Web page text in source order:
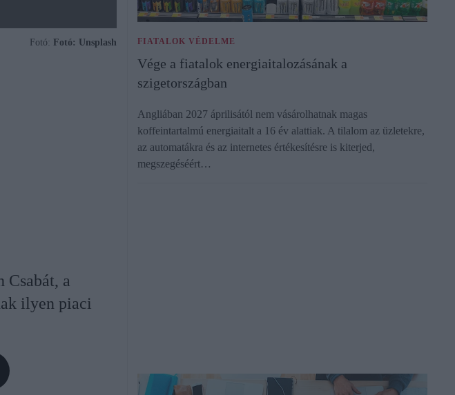
Fotó: Fotó: Unsplash
Csabát, a
ilyen piaci
FIATALOK VÉDELME
Vége a fiatalok energiaitalozásának a
szigetországban
Angliában 2027 áprilisától nem vásárolhatnak magas
koffeintartalmú energiaitalt a 16 év alattiak. A tilalom az üzletekre,
az automatákra és az internetes értékesítésre is kiterjed,
megszegéséért…